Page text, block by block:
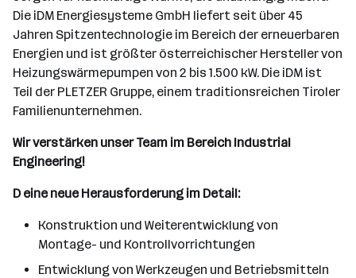
Die iDM Energiesysteme GmbH liefert seit über 45
Jahren Spitzentechnologie im Bereich der erneuerbaren
Energien und ist größter österreichischer Hersteller von
Heizungswärmepumpen von 2 bis 1.500 kW. Die iDM ist
Teil der PLETZER Gruppe, einem traditionsreichen Tiroler
Familienunternehmen.
Wir verstärken unser Team im Bereich Industrial
Engineering!
D eine neue Herausforderung im Detail:
Konstruktion und Weiterentwicklung von
Montage- und Kontrollvorrichtungen
Entwicklung von Werkzeugen und Betriebsmitteln